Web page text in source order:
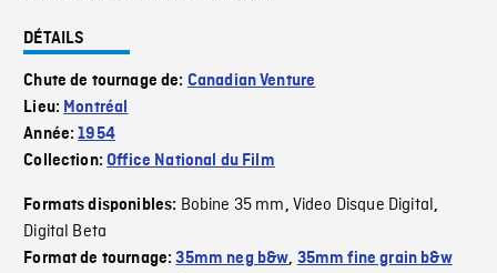
DÉTAILS
Chute de tournage de: Canadian Venture
Lieu: Montréal
Année:1954
Collection:Office National du Film
Formats disponibles: Bobine 35 mm, Video Disque Digital,
Digital Beta
Format de tournage:35mm neg b&w, 35mm fine grain b&w